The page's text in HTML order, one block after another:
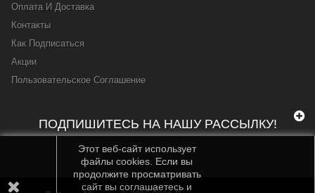
Оплата И Доставка
Контакты
Как Подписаться
Акции
Пользовательское Соглашение
ПОДПИШИТЕСЬ НА НАШУ РАССЫЛКУ!
Этот веб-сайт использует
файлы cookies. Если вы
продолжите просматривать
сайт вы соглашаетесь и